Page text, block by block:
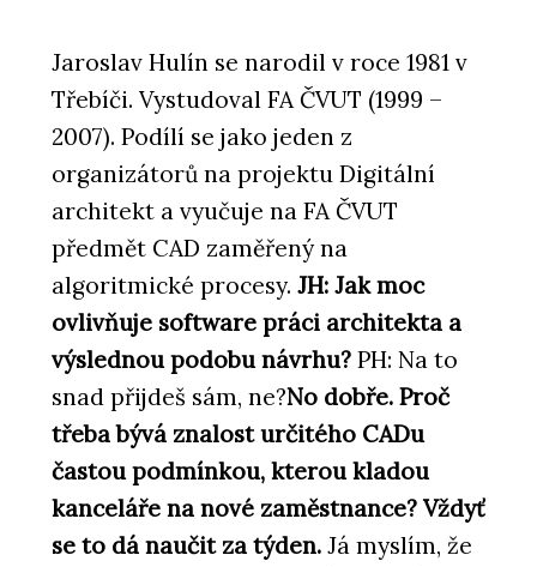
Jaroslav Hulín se narodil v roce 1981 v
Třebíči. Vystudoval FA ČVUT (1999 –
2007). Podílí se jako jeden z
organizátorů na projektu Digitální
architekt a vyučuje na FA ČVUT
předmět CAD zaměřený na
algoritmické procesy. JH: Jak moc
ovlivňuje software práci architekta a
výslednou podobu návrhu? PH: Na to
snad přijdeš sám, ne?No dobře. Proč
třeba bývá znalost určitého CADu
častou podmínkou, kterou kladou
kanceláře na nové zaměstnance? Vždyť
se to dá naučit za týden. Já myslím, že